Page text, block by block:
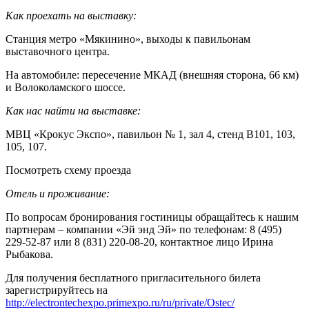
Как проехать на выставку:
Станция метро «Мякинино», выходы к павильонам
выставочного центра.
На автомобиле: пересечение МКАД (внешняя сторона, 66 км)
и Волоколамского шоссе.
Как нас найти на выставке:
МВЦ «Крокус Экспо», павильон № 1, зал 4, стенд B101, 103,
105, 107.
Посмотреть схему проезда
Отель и проживание:
По вопросам бронирования гостиницы обращайтесь к нашим
партнерам – компании «Эй энд Эй» по телефонам: 8 (495)
229-52-87 или 8 (831) 220-08-20, контактное лицо Ирина
Рыбакова.
Для получения бесплатного пригласительного билета
зарегистрируйтесь на
http://electrontechexpo.primexpo.ru/ru/private/Ostec/